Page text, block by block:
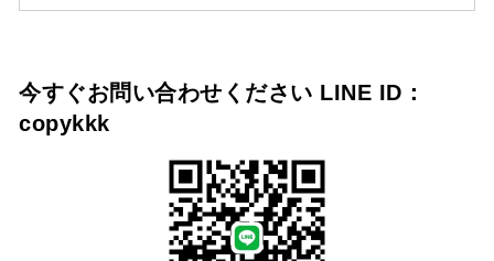
今すぐお問い合わせください LINE ID：
copykkk